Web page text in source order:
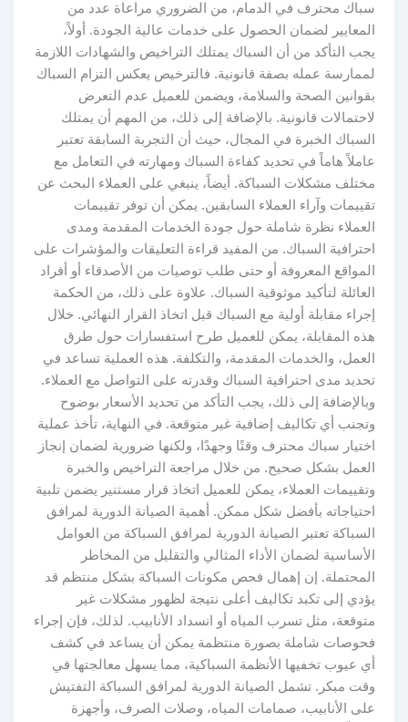
سباك محترف في الدمام، من الضروري مراعاة عدد من
المعايير لضمان الحصول على خدمات عالية الجودة. أولاً،
يجب التأكد من أن السباك يمتلك التراخيص والشهادات اللازمة
لممارسة عمله بصفة قانونية. فالترخيص يعكس التزام السباك
بقوانين الصحة والسلامة، ويضمن للعميل عدم التعرض
لاحتمالات قانونية. بالإضافة إلى ذلك، من المهم أن يمتلك
السباك الخبرة في المجال، حيث أن التجربة السابقة تعتبر
عاملاً هاماً في تحديد كفاءة السباك ومهارته في التعامل مع
مختلف مشكلات السباكة. أيضاً، ينبغي على العملاء البحث عن
تقييمات وآراء العملاء السابقين. يمكن أن توفر تقييمات
العملاء نظرة شاملة حول جودة الخدمات المقدمة ومدى
احترافية السباك. من المفيد قراءة التعليقات والمؤشرات على
المواقع المعروفة أو حتى طلب توصيات من الأصدقاء أو أفراد
العائلة لتأكيد موثوقية السباك. علاوة على ذلك، من الحكمة
إجراء مقابلة أولية مع السباك قبل اتخاذ القرار النهائي. خلال
هذه المقابلة، يمكن للعميل طرح استفسارات حول طرق
العمل، والخدمات المقدمة، والتكلفة. هذه العملية تساعد في
تحديد مدى احترافية السباك وقدرته على التواصل مع العملاء.
وبالإضافة إلى ذلك، يجب التأكد من تحديد الأسعار بوضوح
وتجنب أي تكاليف إضافية غير متوقعة. في النهاية، تأخذ عملية
اختيار سباك محترف وقتًا وجهدًا، ولكنها ضرورية لضمان إنجاز
العمل بشكل صحيح. من خلال مراجعة التراخيص والخبرة
وتقييمات العملاء، يمكن للعميل اتخاذ قرار مستنير يضمن تلبية
احتياجاته بأفضل شكل ممكن. أهمية الصيانة الدورية لمرافق
السباكة تعتبر الصيانة الدورية لمرافق السباكة من العوامل
الأساسية لضمان الأداء المثالي والتقليل من المخاطر
المحتملة. إن إهمال فحص مكونات السباكة بشكل منتظم قد
يؤدي إلى تكبد تكاليف أعلى نتيجة لظهور مشكلات غير
متوقعة، مثل تسرب المياه أو انسداد الأنابيب. لذلك، فإن إجراء
فحوصات شاملة بصورة منتظمة يمكن أن يساعد في كشف
أي عيوب تخفيها الأنظمة السباكية، مما يسهل معالجتها في
وقت مبكر. تشمل الصيانة الدورية لمرافق السباكة التفتيش
على الأنابيب، صمامات المياه، وصلات الصرف، وأجهزة